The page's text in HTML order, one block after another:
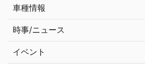
車種情報
時事/ニュース
イベント